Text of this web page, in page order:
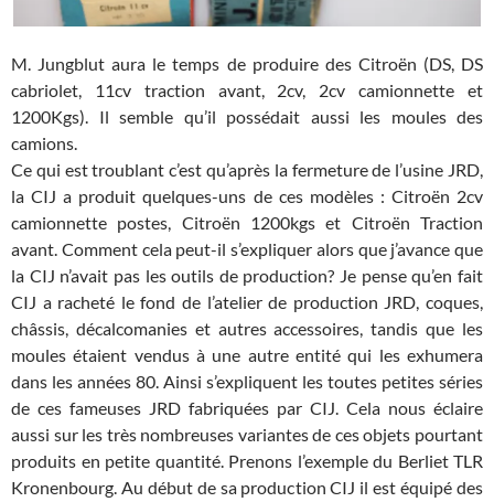
M. Jungblut aura le temps de produire des Citroën (DS, DS
cabriolet, 11cv traction avant, 2cv, 2cv camionnette et
1200Kgs). Il semble qu’il possédait aussi les moules des
camions.
Ce qui est troublant c’est qu’après la fermeture de l’usine JRD,
la CIJ a produit quelques-uns de ces modèles : Citroën 2cv
camionnette postes, Citroën 1200kgs et Citroën Traction
avant. Comment cela peut-il s’expliquer alors que j’avance que
la CIJ n’avait pas les outils de production? Je pense qu’en fait
CIJ a racheté le fond de l’atelier de production JRD, coques,
châssis, décalcomanies et autres accessoires, tandis que les
moules étaient vendus à une autre entité qui les exhumera
dans les années 80. Ainsi s’expliquent les toutes petites séries
de ces fameuses JRD fabriquées par CIJ. Cela nous éclaire
aussi sur les très nombreuses variantes de ces objets pourtant
produits en petite quantité. Prenons l’exemple du Berliet TLR
Kronenbourg. Au début de sa production CIJ il est équipé des